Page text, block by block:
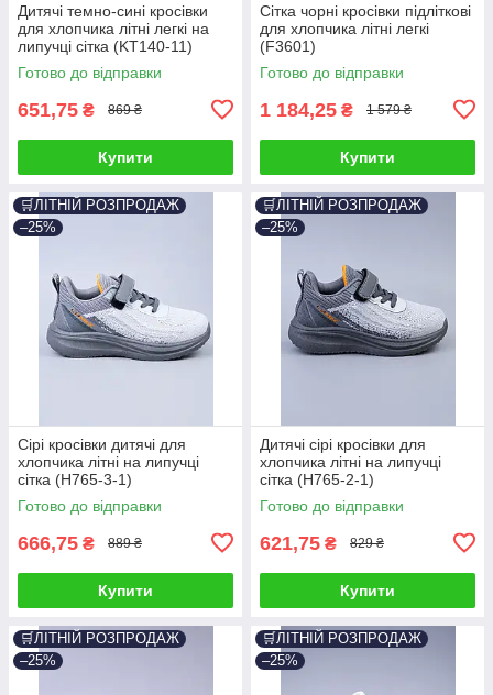
Дитячі темно-сині кросівки
для хлопчика літні легкі на
липучці сітка (KT140-11)
Готово до відправки
651,75 ₴ 869 ₴
Купити
Сітка чорні кросівки підліткові
для хлопчика літні легкі
(F3601)
Готово до відправки
1 184,25 ₴ 1 579 ₴
Купити
🛒ЛІТНІЙ РОЗПРОДАЖ
–25%
Сірі кросівки дитячі для
хлопчика літні на липучці
сітка (H765-3-1)
Готово до відправки
666,75 ₴ 889 ₴
Купити
🛒ЛІТНІЙ РОЗПРОДАЖ
–25%
Дитячі сірі кросівки для
хлопчика літні на липучці
сітка (H765-2-1)
Готово до відправки
621,75 ₴ 829 ₴
Купити
🛒ЛІТНІЙ РОЗПРОДАЖ
–25%
🛒ЛІТНІЙ РОЗПРОДАЖ
–25%